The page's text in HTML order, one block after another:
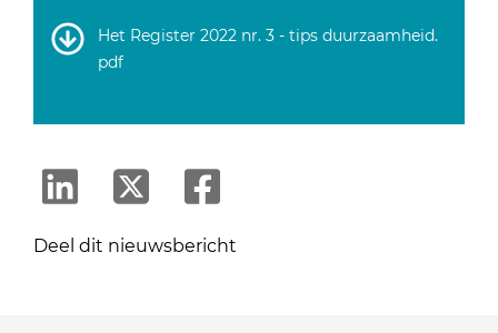
Het Register 2022 nr. 3 - tips duurzaamheid.
pdf
Deel dit nieuwsbericht